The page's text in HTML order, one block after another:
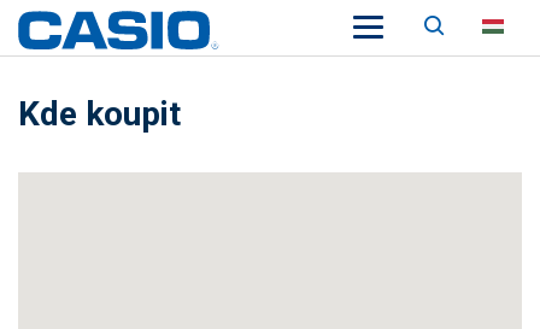
Keresés
Kde koupit